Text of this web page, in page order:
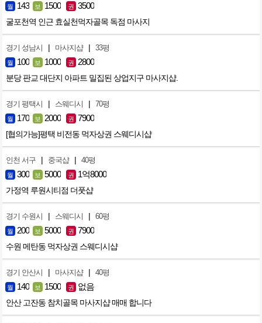
월 143 보 1500 권 3500
굴포천역 인근 효실천먹자골목 독점 마사지
경기 성남시 | 마사지샵 | 33평
월 100 보 1000 권 2800
분당 판교 대단지 아파트 밀집된 상업지구 마사지샵.
경기 평택시 | 스웨디시 | 70평
월 170 보 2000 권 7900
[협의가능]평택 비전동 먹자상권 스웨디시샵
인천 서구 | 중국샵 | 40평
월 300 보 5000 권 1억8000
가정역 루원시티점 더풋샵
경기 수원시 | 스웨디시 | 60평
월 200 보 5000 권 7900
수원 메탄동 먹자상권 스웨디시샵
경기 안산시 | 마사지샵 | 40평
월 140 보 1500 권 없음
안산 고잔동 참치골목 마사지샵 매매 합니다